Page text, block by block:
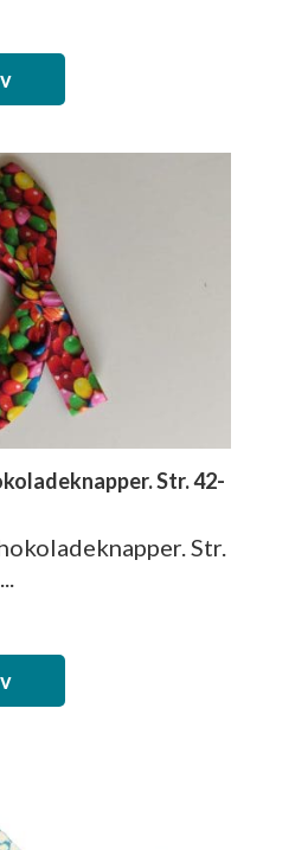
Str. 42-
Str.